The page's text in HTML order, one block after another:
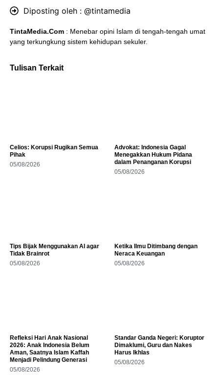
Diposting oleh : @tintamedia
TintaMedia.Com : Menebar opini Islam di tengah-tengah umat
yang terkungkung sistem kehidupan sekuler.
Tulisan Terkait
Celios: Korupsi Rugikan Semua
Pihak
05/08/2026
Advokat: Indonesia Gagal
Menegakkan Hukum Pidana
dalam Penanganan Korupsi
05/08/2026
Tips Bijak Menggunakan AI agar
Tidak Brainrot
05/08/2026
Ketika Ilmu Ditimbang dengan
Neraca Keuangan
05/08/2026
Refleksi Hari Anak Nasional
2026: Anak Indonesia Belum
Aman, Saatnya Islam Kaffah
Menjadi Pelindung Generasi
05/08/2026
Standar Ganda Negeri: Koruptor
Dimaklumi, Guru dan Nakes
Harus Ikhlas
05/08/2026